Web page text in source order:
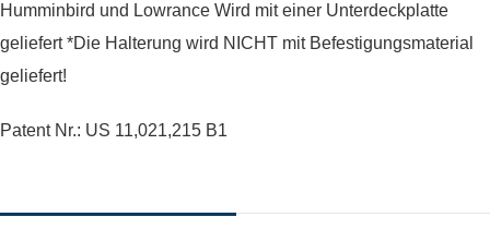
Humminbird und Lowrance Wird mit einer Unterdeckplatte
geliefert *Die Halterung wird NICHT mit Befestigungsmaterial
geliefert!
Patent Nr.: US 11,021,215 B1